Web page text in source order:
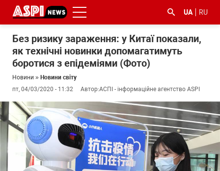
UA RU
Без ризику зараження: у Китаї показали,
як технічні новинки допомагатимуть
боротися з епідеміями (Фото)
Новини » Новини світу
пт, 04/03/2020 - 11:32
Автор:АСПІ - інформаційне агентство ASPI
#ООС
#боротьба
з
корупцією
#ДФС #Київ #коронавірус